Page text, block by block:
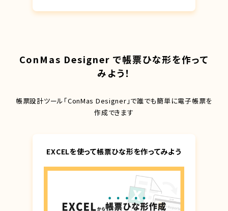
ConMas Designer で帳票ひな形を作って
みよう！
帳票設計ツール「ConMas Designer」で誰でも簡単に電子帳票を
作成できます
EXCELを使って帳票ひな形を作ってみよう